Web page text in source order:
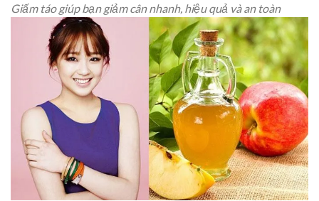
Giấm táo giúp bạn giảm cân nhanh, hiệu quả và an toàn